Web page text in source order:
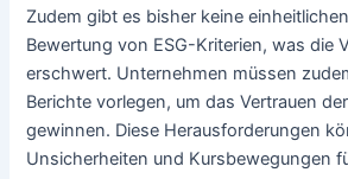
Zudem gibt es bisher keine
Bewertung von ESG-Kriterien, was die
erschwert. Unternehmen müssen
Berichte vorlegen, um das Vertrauen
gewinnen. Diese Herausforderungen
Unsicherheiten und Kursbewegungen